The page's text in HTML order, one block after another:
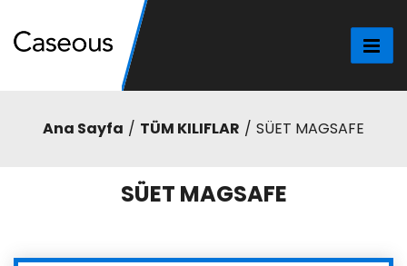
Ana Sayfa TÜM KILIFLAR SÜET MAGSAFE
SÜET MAGSAFE